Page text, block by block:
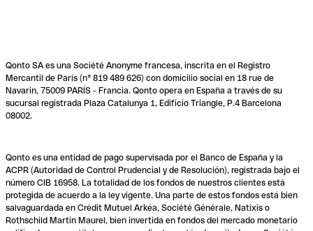
Qonto SA es una Société Anonyme francesa, inscrita en el Registro
Mercantil de París (n° 819 489 626) con domicilio social en 18 rue de
Navarin, 75009 PARÍS - Francia. Qonto opera en España a través de su
sucursal registrada Plaza Catalunya 1, Edificio Triangle, P.4 Barcelona
08002.
Qonto es una entidad de pago supervisada por el Banco de España y la
ACPR (Autoridad de Control Prudencial y de Resolución), registrada bajo el
número CIB 16958. La totalidad de los fondos de nuestros clientes está
protegida de acuerdo a la ley vigente. Una parte de estos fondos está bien
salvaguardada en Crédit Mutuel Arkéa, Société Générale, Natixis o
Rothschild Martin Maurel, bien invertida en fondos del mercado monetario